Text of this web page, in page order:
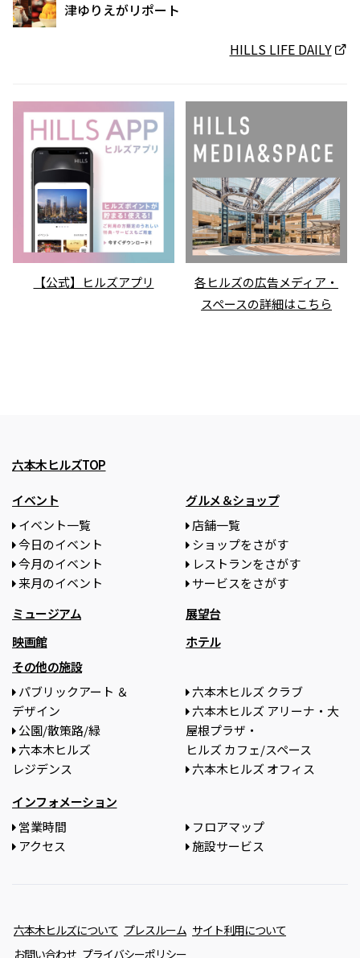
津ゆりえがリポート
HILLS LIFE DAILY
【公式】ヒルズアプリ
各ヒルズの広告メディア・
スペースの詳細はこちら
六本木ヒルズTOP
イベント
イベント一覧
今日のイベント
今月のイベント
来月のイベント
グルメ＆ショップ
店舗一覧
ショップをさがす
レストランをさがす
サービスをさがす
ミュージアム
映画館
展望台
ホテル
その他の施設
パブリックアート ＆
デザイン
公園/散策路/緑
六本木ヒルズ
レジデンス
六本木ヒルズ クラブ
六本木ヒルズ アリーナ・大
屋根プラザ・
ヒルズ カフェ/スペース
六本木ヒルズ オフィス
インフォメーション
営業時間
アクセス
フロアマップ
施設サービス
六本木ヒルズについて プレスルーム サイト利用について
お問い合わせ プライバシーポリシー